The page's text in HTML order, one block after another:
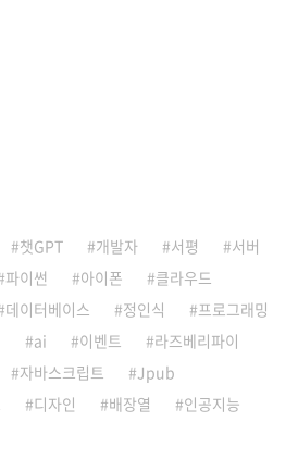
챗GPT 개발자 서평
서버
파이썬 아이폰
클라우드
데이터베이스 정인식
프로그래밍
ai 이벤트
라즈베리파이
자바스크립트
Jpub
디자인 배장열 인공지능